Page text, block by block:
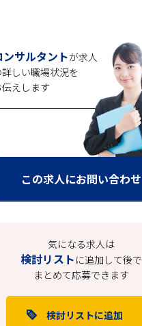
ンサルタントが求人
詳しい職場状況を
伝えします
この求人にお問い合わせ
気になる求人は
検討リスト に追加して後で
まとめて応募できます
検討リストに追加